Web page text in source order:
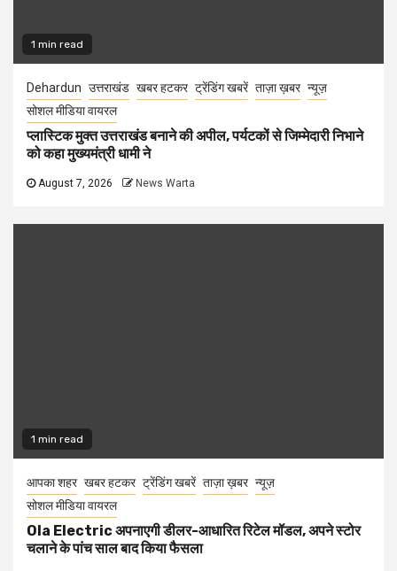
1 min read
Dehardun उत्तराखंड खबर हटकर ट्रेंडिंग खबरें ताज़ा ख़बर न्यूज़
सोशल मीडिया वायरल
प्लास्टिक मुक्त उत्तराखंड बनाने की अपील, पर्यटकों से जिम्मेदारी निभाने
को कहा मुख्यमंत्री धामी ने
August 7, 2026 News Warta
1 min read
आपका शहर खबर हटकर ट्रेंडिंग खबरें ताज़ा ख़बर न्यूज़
सोशल मीडिया वायरल
Ola Electric अपनाएगी डीलर-आधारित रिटेल मॉडल, अपने स्टोर
चलाने के पांच साल बाद किया फैसला